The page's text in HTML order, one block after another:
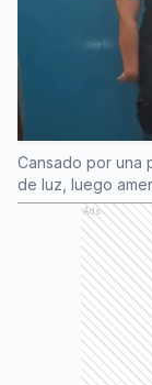
Cansado por una
de luz, luego
Ads